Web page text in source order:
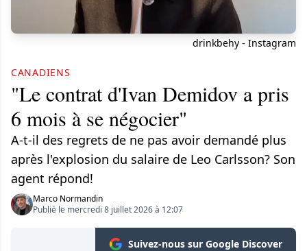
drinkbehy - Instagram
CANADIENS
"Le contrat d'Ivan Demidov a pris
6 mois à se négocier"
A-t-il des regrets de ne pas avoir demandé plus
après l'explosion du salaire de Leo Carlsson? Son
agent répond!
Marco Normandin
Publié le mercredi 8 juillet 2026 à 12:07
Suivez-nous sur Google Discover